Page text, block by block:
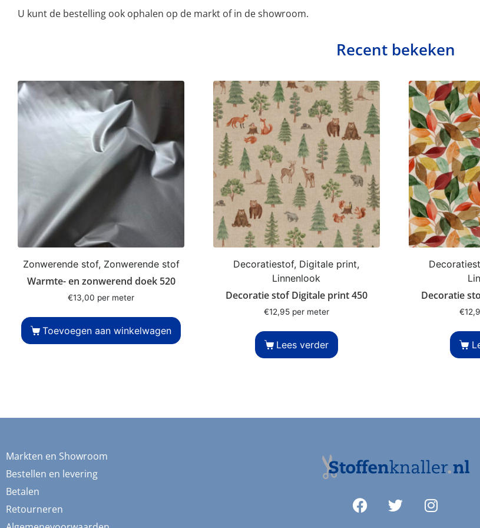
U kunt de bestelling ook ophalen op de markt of in de showroom.
Recent bekeken
Zonwerende stof, Zonwerende stof
Warmte- en zonwerend doek 520
€13,00 per meter
Toevoegen aan winkelwagen
Decoratiestof, Digitale print,
Linnenlook
Decoratie stof Digitale print 450
€12,95 per meter
Lees verder
Decoratie
€
Markten en Showroom
Bestellen en levering
Betalen
Retourneren